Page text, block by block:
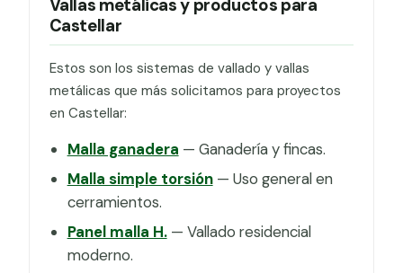
Vallas metálicas y productos para
Castellar
Estos son los sistemas de vallado y vallas
metálicas que más solicitamos para proyectos
en Castellar:
Malla ganadera — Ganadería y fincas.
Malla simple torsión— Uso general en
cerramientos.
Panel malla H.— Vallado residencial
moderno.